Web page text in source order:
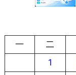
一
二
1